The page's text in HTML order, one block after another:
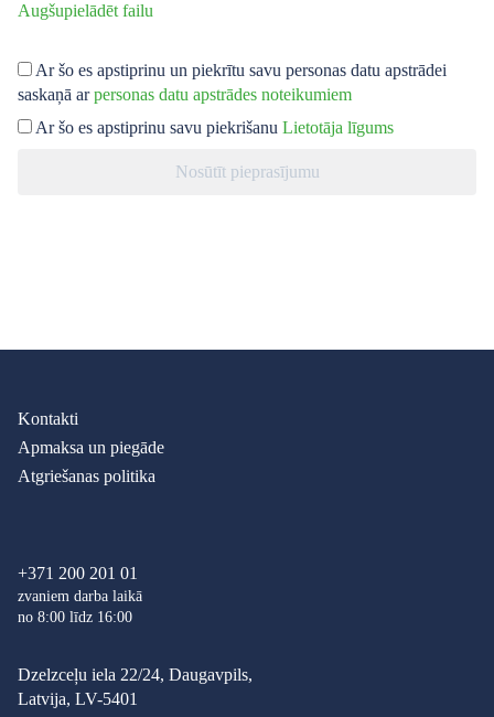
Augšupielādēt failu
Ar šo es apstiprinu un piekrītu savu personas datu apstrādei
saskaņā arpersonas datu apstrādes noteikumiem
Ar šo es apstiprinu savu piekrišanu Lietotāja līgums
Nosūtīt pieprasījumu
Kontakti
Apmaksa un piegāde
Atgriešanas politika
+371 200 201 01
zvaniem darba laikā
no 8:00 līdz 16:00
Dzelzceļu iela 22/24, Daugavpils,
Latvija, LV-5401